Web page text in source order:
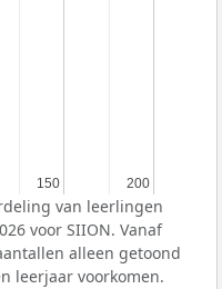
150
150 200
200
van leerlingen
voor SIION. Vanaf
alleen getoond
leerjaar voorkomen.